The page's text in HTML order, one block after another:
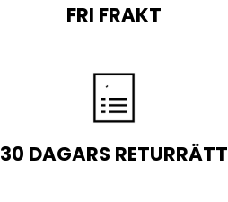
FRI FRAKT
30 DAGARS RETURRÄTT